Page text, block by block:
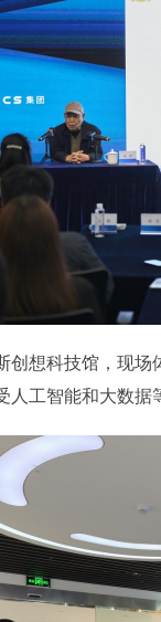
科技馆，现场
人工智能和大数据